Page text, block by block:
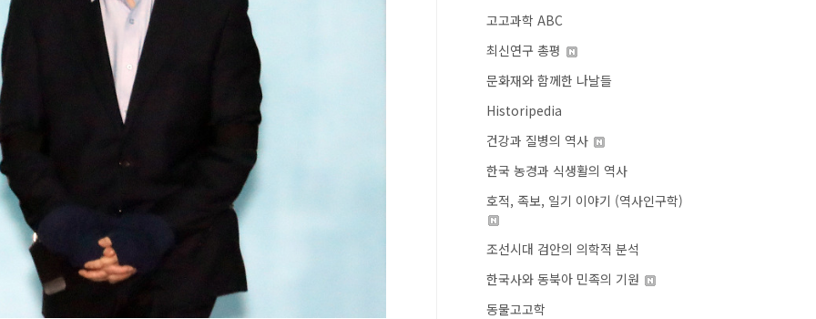
고고과학 ABC
최신연구 총평
문화재와 함께한 나날들
Historipedia
건강과 질병의 역사
한국 농경과 식생활의 역사
호적, 족보, 일기 이야기 (역사인구학)
조선시대 검안의 의학적 분석
한국사와 동북아 민족의 기원
동물고고학